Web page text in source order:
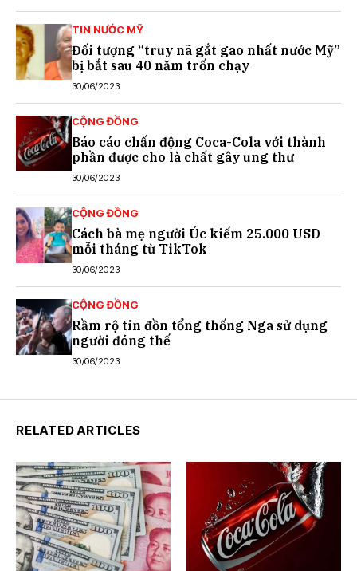
TIN NƯỚC MỸ
Đối tượng “truy nã gắt gao nhất nước Mỹ”
bị bắt sau 40 năm trốn chạy
30/06/2023
CỘNG ĐỒNG
Báo cáo chấn động Coca-Cola với thành
phần được cho là chất gây ung thư
30/06/2023
CỘNG ĐỒNG
Cách bà mẹ người Úc kiếm 25.000 USD
mỗi tháng từ TikTok
30/06/2023
CỘNG ĐỒNG
Rầm rộ tin đồn tổng thống Nga sử dụng
người đóng thế
30/06/2023
RELATED ARTICLES